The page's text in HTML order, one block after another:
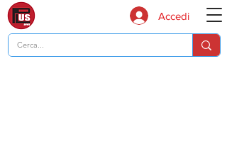
Accedi